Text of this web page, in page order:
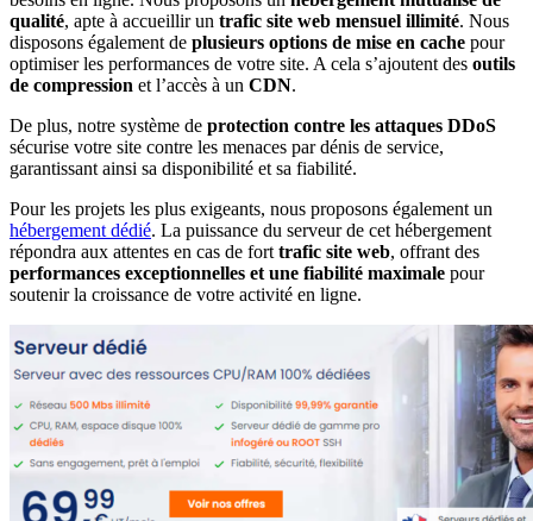
qualité, apte à accueillir un trafic site web mensuel illimité. Nous
disposons également de plusieurs options de mise en cache pour
optimiser les performances de votre site. A cela s’ajoutent des outils
de compression et l’accès à un CDN.
De plus, notre système de protection contre les attaques DDoS
sécurise votre site contre les menaces par dénis de service,
garantissant ainsi sa disponibilité et sa fiabilité.
Pour les projets les plus exigeants, nous proposons également un
hébergement dédié. La puissance du serveur de cet hébergement
répondra aux attentes en cas de fort trafic site web, offrant des
performances exceptionnelles et une fiabilité maximale pour
soutenir la croissance de votre activité en ligne.